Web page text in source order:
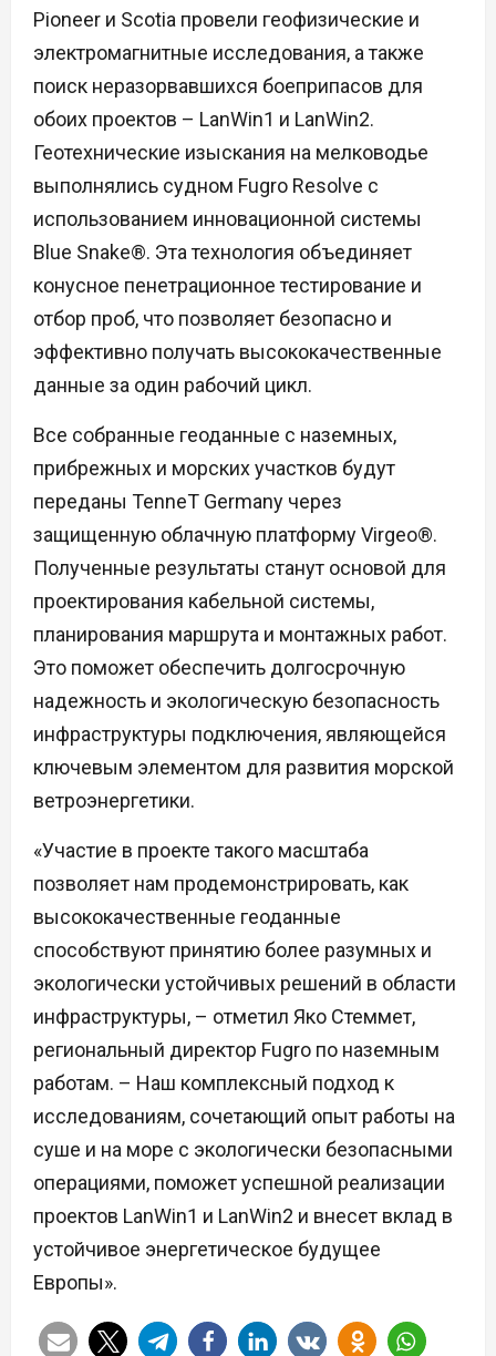
Pioneer и Scotia провели геофизические и
электромагнитные исследования, а также
поиск неразорвавшихся боеприпасов для
обоих проектов – LanWin1 и LanWin2.
Геотехнические изыскания на мелководье
выполнялись судном Fugro Resolve с
использованием инновационной системы
Blue Snake®. Эта технология объединяет
конусное пенетрационное тестирование и
отбор проб, что позволяет безопасно и
эффективно получать высококачественные
данные за один рабочий цикл.
Все собранные геоданные с наземных,
прибрежных и морских участков будут
переданы TenneT Germany через
защищенную облачную платформу Virgeo®.
Полученные результаты станут основой для
проектирования кабельной системы,
планирования маршрута и монтажных работ.
Это поможет обеспечить долгосрочную
надежность и экологическую безопасность
инфраструктуры подключения, являющейся
ключевым элементом для развития морской
ветроэнергетики.
«Участие в проекте такого масштаба
позволяет нам продемонстрировать, как
высококачественные геоданные
способствуют принятию более разумных и
экологически устойчивых решений в области
инфраструктуры, – отметил Яко Стеммет,
региональный директор Fugro по наземным
работам. – Наш комплексный подход к
исследованиям, сочетающий опыт работы на
суше и на море с экологически безопасными
операциями, поможет успешной реализации
проектов LanWin1 и LanWin2 и внесет вклад в
устойчивое энергетическое будущее
Европы».